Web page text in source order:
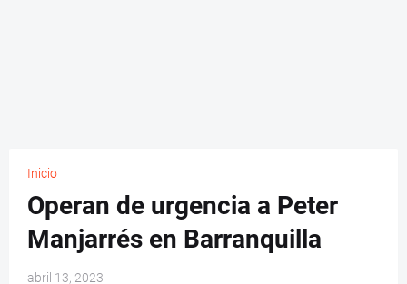
Inicio
Operan de urgencia a Peter
Manjarrés en Barranquilla
abril 13, 2023